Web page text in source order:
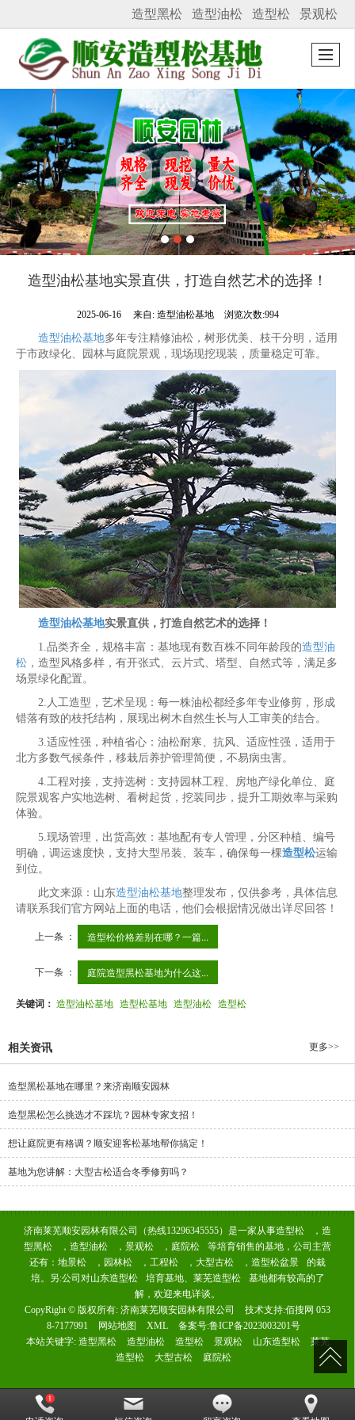
很遗憾，因您的浏览器版本过低导致无法获得最佳浏览体验，推荐下载安装谷歌浏览器！
造型黑松 造型油松 造型松 景观松
造型油松基地实景直供，打造自然艺术的选择！
2025-06-16 来自: 造型油松基地 浏览次数:994
造型油松基地多年专注精修油松，树形优美、枝干分明，适用
于市政绿化、园林与庭院景观，现场现挖现装，质量稳定可靠。
造型油松基地实景直供，打造自然艺术的选择！
1.品类齐全，规格丰富：基地现有数百株不同年龄段的造型油
松，造型风格多样，有开张式、云片式、塔型、自然式等，满足多
场景绿化配置。
2.人工造型，艺术呈现：每一株油松都经多年专业修剪，形成
错落有致的枝托结构，展现出树木自然生长与人工审美的结合。
3.适应性强，种植省心：油松耐寒、抗风、适应性强，适用于
北方多数气候条件，移栽后养护管理简便，不易病虫害。
4.工程对接，支持选树：支持园林工程、房地产绿化单位、庭
院景观客户实地选树、看树起货，挖装同步，提升工期效率与采购
体验。
5.现场管理，出货高效：基地配有专人管理，分区种植、编号
明确，调运速度快，支持大型吊装、装车，确保每一棵造型松运输
到位。
此文来源：山东造型油松基地整理发布，仅供参考，具体信息
请联系我们官方网站上面的电话，他们会根据情况做出详尽回答！
上一条 ： 造型松价格差别在哪？一篇...
下一条 ： 庭院造型黑松基地为什么这...
关键词： 造型油松基地 造型松基地 造型油松 造型松
相关资讯 更多>>
造型黑松基地在哪里？来济南顺安园林
造型黑松怎么挑选才不踩坑？园林专家支招！
想让庭院更有格调？顺安迎客松基地帮你搞定！
基地为您讲解：大型古松适合冬季修剪吗？
济南莱芜顺安园林有限公司（热线13296345555）是一家从事造型松 ， 造
型黑松
， 造型油松 ， 景观松 ， 庭院松
等培育销售的基地，公司主营
还有： 地景松 ， 园林松 ， 工程松 ， 大型古松 ， 造型松盆景
的栽
培。另:公司对山东造型松 培育基地、 莱芜造型松
基地都有较高的了
解，欢迎来电详谈。
CopyRight © 版权所有: 济南莱芜顺安园林有限公司 技术支持:佰搜网 053
8-7177991
网站地图 XML 备案号:鲁ICP备2023003201号
本站关键字: 造型黑松 造型油松 造型松 景观松 山东造型松
莱芜
造型松
大型古松 庭院松